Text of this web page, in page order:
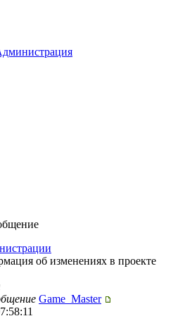
об изменениях в проекте
Game_Master